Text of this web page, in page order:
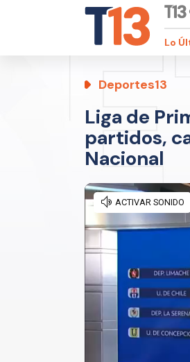
Lo
Deportes13
Liga de
partidos,
Nacional